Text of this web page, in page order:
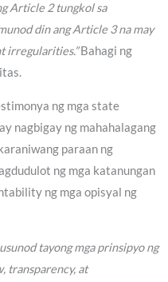
Article 2 tungkol sa
din ang Article 3 na may
irregularities.”Bahagi ng
ng mga state
nagbigay ng mahahalagang
paraan ng
ng mga katanungan
ng mga opisyal ng
tayong mga prinsipyo ng
transparency, at